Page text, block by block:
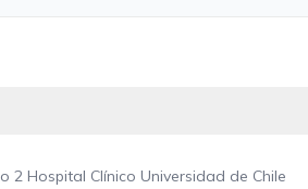
2 Hospital Clínico Universidad de Chile